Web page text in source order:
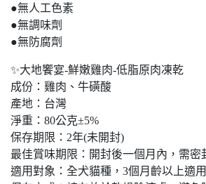
●無人工色素
●無調味劑
●無防腐劑
✨大地饗宴-鮮嫩雞肉-低脂原肉凍乾
成份：雞肉、牛磺酸
產地：台灣
淨重：80公克±5%
保存期限：2年(未開封)
最佳賞味期限：開封後一個月內，需密
適用對象：全犬貓種，3個月齡以上適用